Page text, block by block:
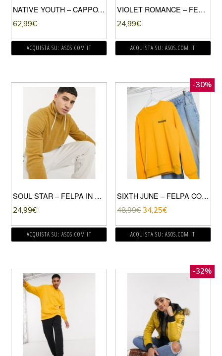
NATIVE YOUTH – CAPPOTTO DOPPIOPETTO SENAPE-GIALLO
62,99€
ACQUISTA SU: ASOS.COM IT
VIOLET ROMANCE – FELPA CON CAPPUCCIO STAMPATA COLOR SENAPE-GIALLO
24,99€
ACQUISTA SU: ASOS.COM IT
SOUL STAR – FELPA IN PILE CON SCOLLO A IMBUTO COLOR SENAPE-GIALLO
24,99€
ACQUISTA SU: ASOS.COM IT
-30%
SIXTH JUNE – FELPA CON DOPPIO LOGO GIALLA-GIALLO
48,99€ 34,25€
ACQUISTA SU: ASOS.COM IT
-32%